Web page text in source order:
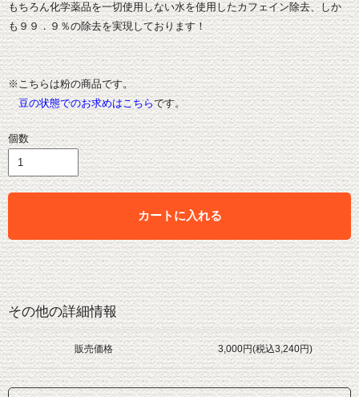
もちろん化学薬品を一切使用しない水を使用したカフェイン除去、しか
も９９．９％の除去を実現しております！
※こちらは粉の商品です。
豆の状態でのお求めはこちらです。
個数
カートに入れる
その他の詳細情報
販売価格 3,000円(税込3,240円)